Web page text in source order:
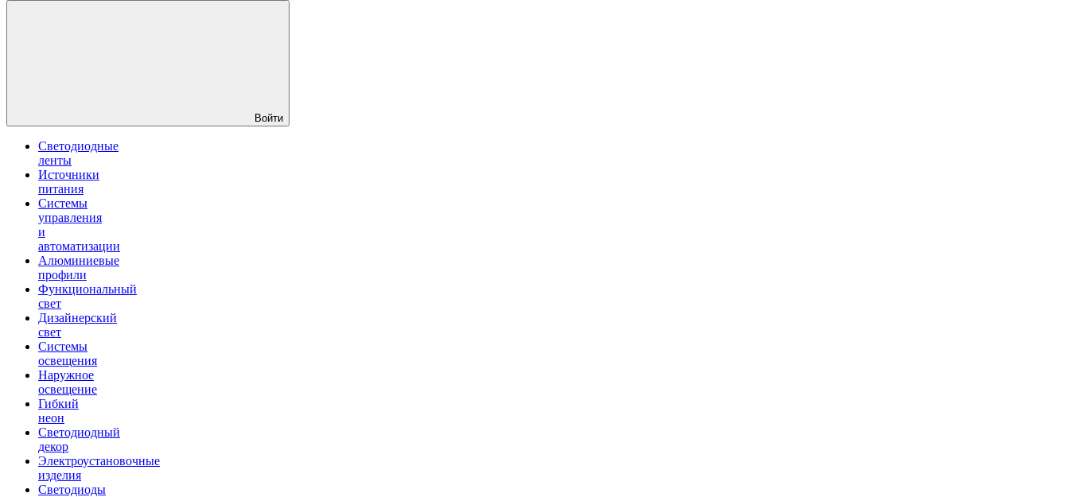
Войти
Светодиодные
ленты
Источники
питания
Системы
управления
и
автоматизации
Алюминиевые
профили
Функциональный
свет
Дизайнерский
свет
Системы
освещения
Наружное
освещение
Гибкий
неон
Светодиодный
декор
Электроустановочные
изделия
Светодиоды